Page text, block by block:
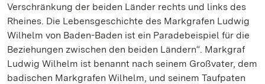
Verschränkung der beiden Länder rechts und links des
Rheines. Die Lebensgeschichte des Markgrafen Ludwig
Wilhelm von Baden-Baden ist ein Paradebeispiel für die
Beziehungen zwischen den beiden Ländern“. Markgraf
Ludwig Wilhelm ist benannt nach seinem Großvater, dem
badischen Markgrafen Wilhelm, und seinem Taufpaten